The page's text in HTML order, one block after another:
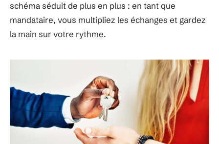
schéma séduit de plus en plus : en tant que
mandataire, vous multipliez les échanges et gardez
la main sur votre rythme.